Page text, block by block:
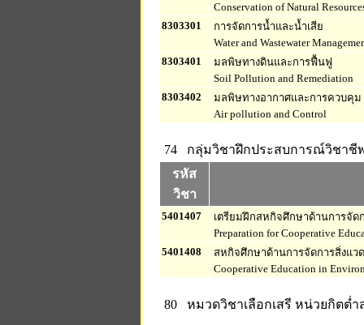
Conservation of Natural
8303301
การจัดการน้ำและน้ำเสีย
Water and Wastewater
8303401
มลพิษทางดินและการฟื้นฟู
Soil Pollution and Remediation
8303402
มลพิษทางอากาศและการควบคุม
Air pollution and Control
74 กลุ่มวิชาฝึกประสบการณ์วิชาชี
รหัส
วิชา
5401407
เตรียมฝึกสหกิจศึกษาด้านการจัด
Preparation for Cooperative
5401408
สหกิจศึกษาด้านการจัดการสิ่งแว
Cooperative Education in
80 หมวดวิชาเลือกเสรี หน่วยกิตต่ำ